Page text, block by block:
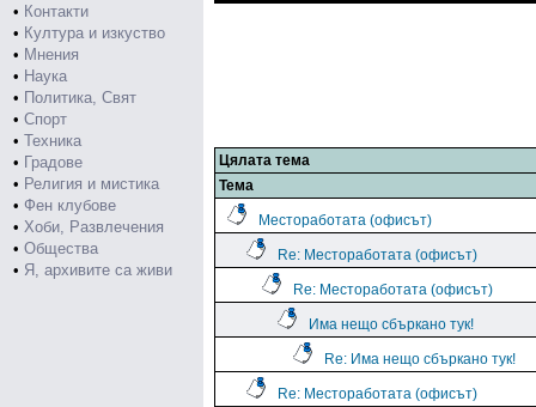
• Контакти
• Култура и изкуство
• Мнения
• Наука
• Политика, Свят
• Спорт
• Техника
• Градове
• Религия и мистика
• Фен клубове
• Хоби, Развлечения
• Общества
• Я, архивите са живи
Цялата тема
Тема
Местоработата (офисът)
Re: Местоработата (офисът)
Re: Местоработата (офисът)
Има нещо сбъркано тук!
Re: Има нещо сбъркано тук!
Re: Местоработата (офисът)